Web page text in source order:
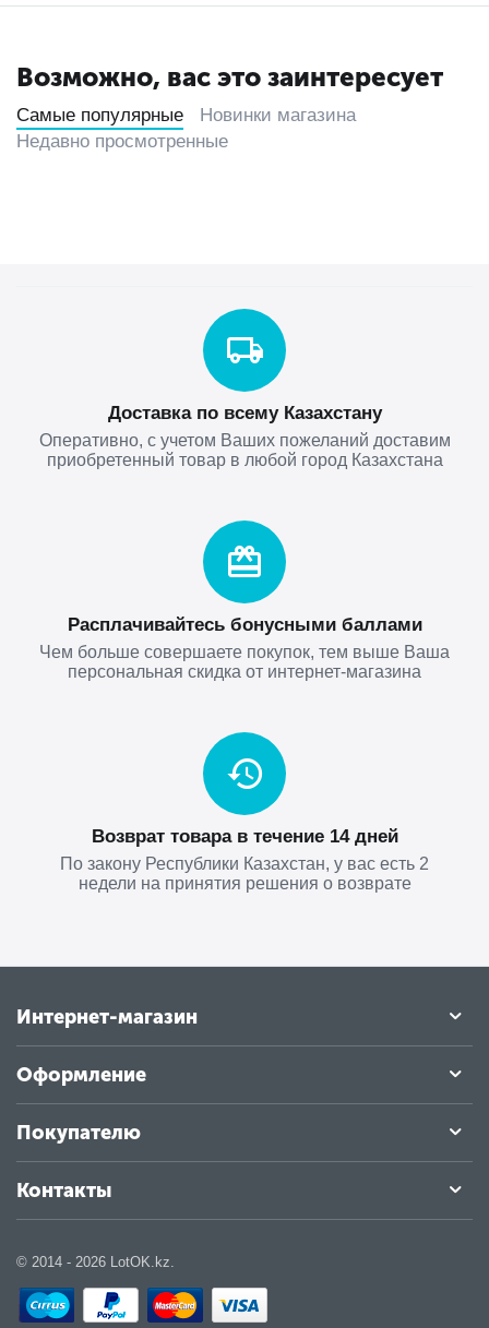
Возможно, вас это заинтересует
Самые популярные
Новинки магазина
Недавно просмотренные
Доставка по всему Казахстану
Оперативно, с учетом Ваших пожеланий доставим
приобретенный товар в любой город Казахстана
Расплачивайтесь бонусными баллами
Чем больше совершаете покупок, тем выше Ваша
персональная скидка от интернет-магазина
Возврат товара в течение 14 дней
По закону Республики Казахстан, у вас есть 2
недели на принятия решения о возврате
Интернет-магазин
Оформление
Покупателю
Контакты
© 2014 - 2026 LotOK.kz.